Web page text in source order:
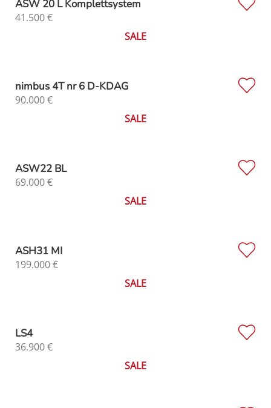
ASW 20 L Komplettsystem
41.500€
SALE
nimbus 4T nr 6 D-KDAG
90.000€
SALE
ASW22 BL
69.000€
SALE
ASH31 MI
199.000€
SALE
LS4
36.900€
SALE